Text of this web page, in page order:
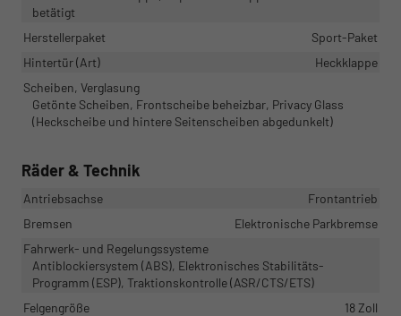
betätigt
Herstellerpaket
Sport-Paket
Hintertür (Art)
Heckklappe
Scheiben, Verglasung
Getönte Scheiben, Frontscheibe beheizbar, Privacy Glass
(Heckscheibe und hintere Seitenscheiben abgedunkelt)
Räder & Technik
Antriebsachse
Frontantrieb
Bremsen
Elektronische Parkbremse
Fahrwerk- und Regelungssysteme
Antiblockiersystem (ABS), Elektronisches Stabilitäts-
Programm (ESP), Traktionskontrolle (ASR/CTS/ETS)
Felgengröße
18 Zoll